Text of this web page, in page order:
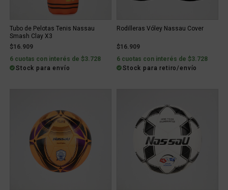
Tubo de Pelotas Tenis Nassau
Smash Clay X3
$16.909
6 cuotas con interés de $3.728
Stock para envío
Rodilleras Vóley Nassau Cover
$16.909
6 cuotas con interés de $3.728
Stock para retiro/envío